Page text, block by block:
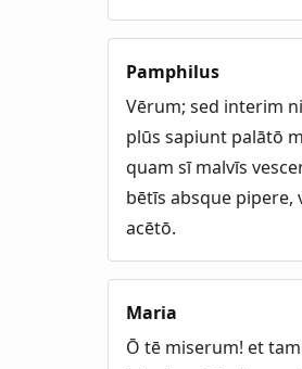
Pamphilus
Vērum; sed interim
plūs sapiunt palātō
quam sī malvīs
bētīs absque pipere,
acētō.
Maria
Ō tē miserum! et